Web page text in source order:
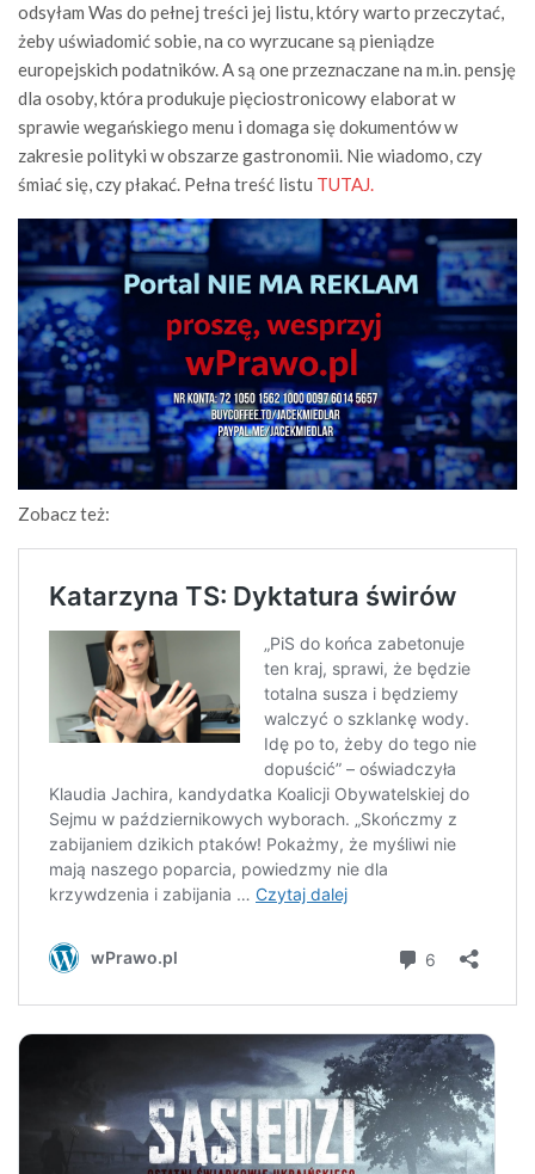
odsyłam Was do pełnej treści jej listu, który warto przeczytać,
żeby uświadomić sobie, na co wyrzucane są pieniądze
europejskich podatników. A są one przeznaczane na m.in. pensję
dla osoby, która produkuje pięciostronicowy elaborat w
sprawie wegańskiego menu i domaga się dokumentów w
zakresie polityki w obszarze gastronomii. Nie wiadomo, czy
śmiać się, czy płakać. Pełna treść listu TUTAJ.
Zobacz też: